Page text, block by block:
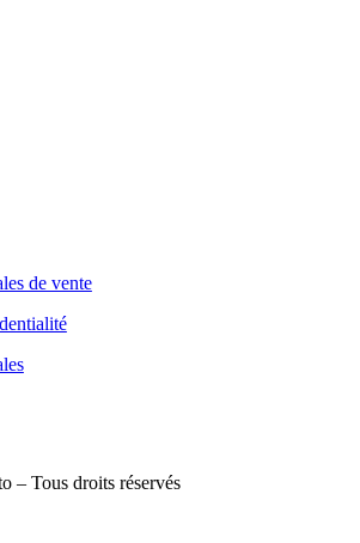
de vente
– Tous droits réservés